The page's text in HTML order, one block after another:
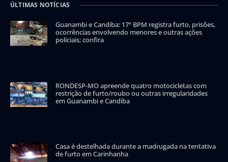
ÚLTIMAS NOTÍCIAS
Guanambi e Candiba: 17º BPM registra furto, prisões,
ocorrências envolvendo menores e outras ações
policiais; confira
RONDESP-MO apreende quatro motocicletas com
restrição de furto/roubo ou outras irregularidades
em Guanambi e Candiba
Casa é destelhada durante a madrugada na tentativa
de furto em Carinhanha